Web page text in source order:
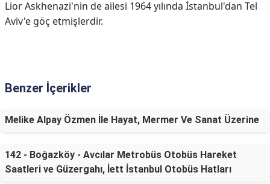
Lior Askhenazi'nin de ailesi 1964 yılında İstanbul'dan Tel
Aviv'e göç etmişlerdir.
Benzer İçerikler
Melike Alpay Özmen İle Hayat, Mermer Ve Sanat Üzerine
142 - Boğazköy - Avcılar Metrobüs Otobüs Hareket
Saatleri ve Güzergahı, İett İstanbul Otobüs Hatları